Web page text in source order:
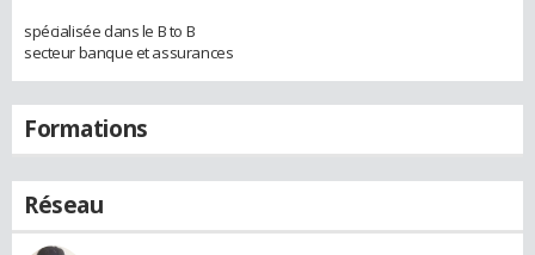
spécialisée dans le B to B
secteur banque et assurances
Formations
Réseau